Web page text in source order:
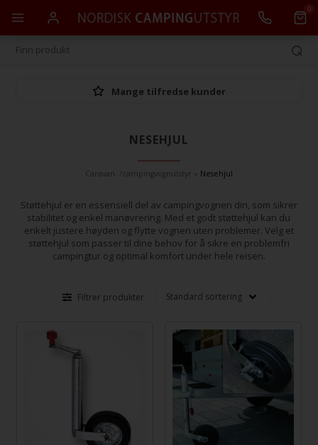
0
Mange tilfredse kunder
NESEHJUL
Caravan- /campingvognutstyr Nesehjul
Støttehjul er en essensiell del av campingvognen din, som sikrer
stabilitet og enkel manøvrering. Med et godt støttehjul kan du
enkelt justere høyden og flytte vognen uten problemer. Velg et
støttehjul som passer til dine behov for å sikre en problemfri
campingtur og optimal komfort under hele reisen.
Filtrer produkter